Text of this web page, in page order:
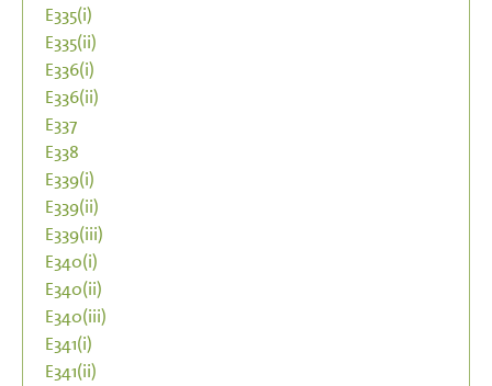
E335(i)
E335(ii)
E336(i)
E336(ii)
E337
E338
E339(i)
E339(ii)
E339(iii)
E340(i)
E340(ii)
E340(iii)
E341(i)
E341(ii)